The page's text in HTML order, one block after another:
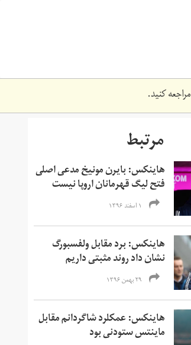
مراجعه کنید.
مرتبط
هاینکس: بایرن مونیخ مدعی اصلی
فتح لیگ قهرمانان اروپا نیست
۱ اسفند ۱۳۹۶
هاینکس: برد مقابل ولفسبورگ
نشان داد روند مثبتی داریم
۲۹ بهمن ۱۳۹۶
هاینکس: عمکلرد شاگردانم‌ مقابل
ماینتس ستودنی بود